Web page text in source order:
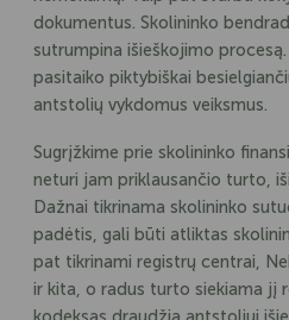
dokumentus. Skolininko
sutrumpina išieškojimo
pasitaiko piktybiškai
antstolių vykdomus veiksmus.
Sugrįžkime prie skolininko
neturi jam priklausančio turto,
Dažnai tikrinama skolininko
padėtis, gali būti atliktas
pat tikrinami registrų centrai,
ir kita, o radus turto siekiama jį